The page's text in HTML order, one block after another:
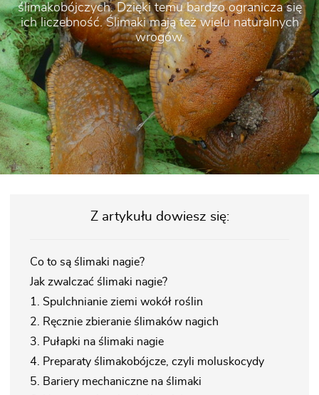
ślimakobójczych. Dzięki temu bardzo ogranicza się
ich liczebność. Ślimaki mają też wielu naturalnych
wrogów.
Z artykułu dowiesz się:
Co to są ślimaki nagie?
Jak zwalczać ślimaki nagie?
1. Spulchnianie ziemi wokół roślin
2.
Ręcznie zbieranie ślimaków nagich
3.
Pułapki na ślimaki nagie
4.
Preparaty ślimakobójcze, czyli moluskocydy
5.
Bariery mechaniczne na ślimaki